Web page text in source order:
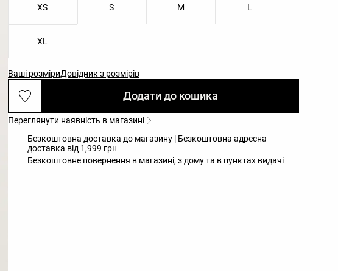
XS S M L
XL
Ваші розміриДовідник з розмірів
Додати до кошика
Переглянути наявність в магазині
Безкоштовна доставка до магазину | Безкоштовна адресна
доставка від 1,999 грн
Безкоштовне повернення в магазині, з дому та в пунктах видачі